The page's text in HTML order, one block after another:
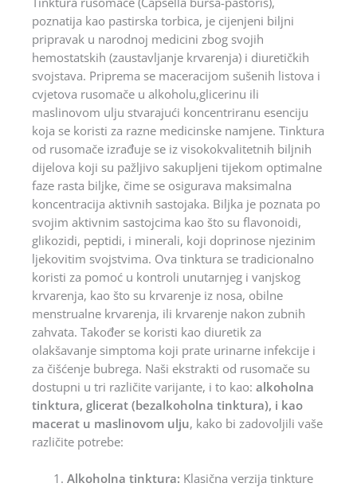
poznatija kao pastirska torbica, je cijenjeni biljni
pripravak u narodnoj medicini zbog svojih
hemostatskih (zaustavljanje krvarenja) i diuretičkih
svojstava. Priprema se maceracijom sušenih listova i
cvjetova rusomače u alkoholu,glicerinu ili
maslinovom ulju stvarajući koncentriranu esenciju
koja se koristi za razne medicinske namjene. Tinktura
od rusomače izrađuje se iz visokokvalitetnih biljnih
dijelova koji su pažljivo sakupljeni tijekom optimalne
faze rasta biljke, čime se osigurava maksimalna
koncentracija aktivnih sastojaka. Biljka je poznata po
svojim aktivnim sastojcima kao što su flavonoidi,
glikozidi, peptidi, i minerali, koji doprinose njezinim
ljekovitim svojstvima. Ova tinktura se tradicionalno
koristi za pomoć u kontroli unutarnjeg i vanjskog
krvarenja, kao što su krvarenje iz nosa, obilne
menstrualne krvarenja, ili krvarenje nakon zubnih
zahvata. Također se koristi kao diuretik za
olakšavanje simptoma koji prate urinarne infekcije i
za čišćenje bubrega. Naši ekstrakti od rusomače su
dostupni u tri različite varijante, i to kao: alkoholna
tinktura, glicerat (bezalkoholna tinktura), i kao
macerat u maslinovom ulju, kako bi zadovoljili vaše
različite potrebe:
Alkoholna tinktura: Klasična verzija tinkture